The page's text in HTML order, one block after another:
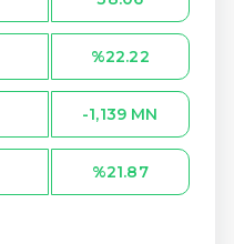
%22.22
-1,139 MN
%21.87